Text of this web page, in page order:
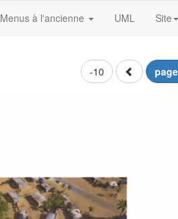
Menus à l'ancienne UML Site
-10